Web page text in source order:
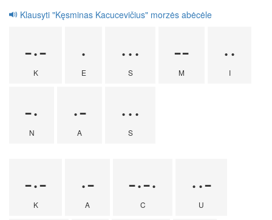
Klausyti "Kęsminas Kacucevičius" morzės abėcėle
-·-
K
·
E
···
S
--
M
··
I
-·
N
·-
A
···
S
-·-
K
·-
A
-·-·
C
··-
U